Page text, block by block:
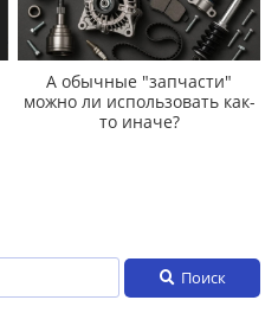
А обычные "запчасти"
можно ли использовать как-
то иначе?
Поиск